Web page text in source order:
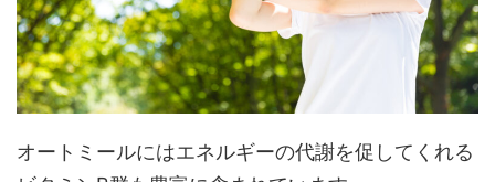
オートミールにはエネルギーの代謝を促してくれる